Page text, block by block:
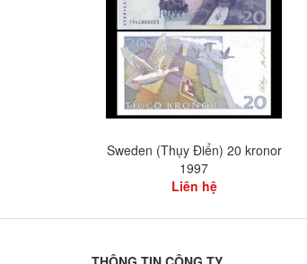
Sweden (Thụy Điển) 20 kronor
1997
Liên hệ